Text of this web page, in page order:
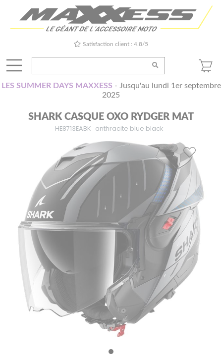
Satisfaction client : 4.8/5
LES SUMMER DAYS MAXXESS - Jusqu'au lundi 1er septembre
2025
SHARK CASQUE OXO RYDGER MAT
HE8713EABK anthracite blue black